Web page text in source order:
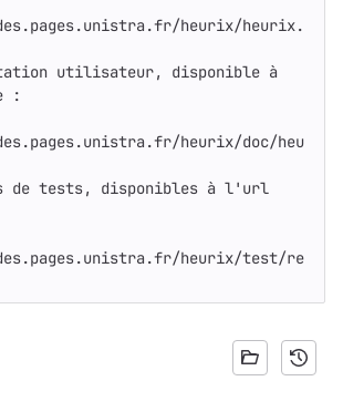
heurix/heurix.
utilisateur, disponible à
:
heurix/doc/heu
de tests, disponibles à l'url
heurix/test/re